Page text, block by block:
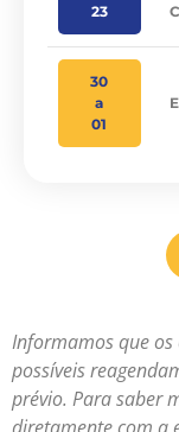
23
30
a
01
Informamos que
possíveis
prévio. Para saber